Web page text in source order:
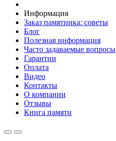
Информация
Заказ памятника: советы
Блог
Полезная информация
Часто задаваемые вопросы
Гарантии
Оплата
Видео
Контакты
О компании
Отзывы
Книга памяти